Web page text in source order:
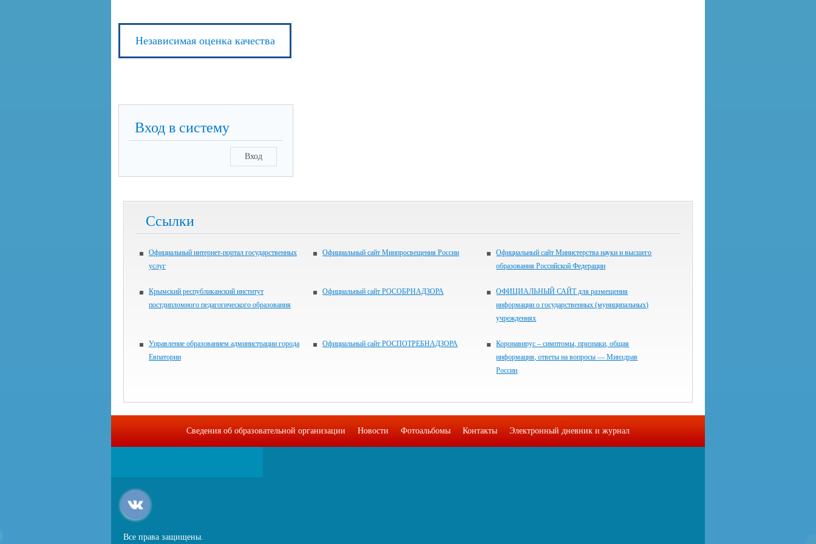
Независимая оценка качества
Вход в систему
Вход
Ссылки
Официальный интернет-портал государственных
услуг
Официальный сайт Минпросвещения России
Официальный сайт Министерства науки и высшего
образования Российской Федерации
Крымский республиканский институт
постдипломного педагогического образования
Официальный сайт РОСОБРНАДЗОРА
ОФИЦИАЛЬНЫЙ САЙТ для размещения
информации о государственных (муниципальных)
учреждениях
Управление образованием администрации города
Евпатории
Официальный сайт РОСПОТРЕБНАДЗОРА
Коронавирус – симптомы, признаки, общая
информация, ответы на вопросы — Минздрав
России
Сведения об образовательной организации Новости Фотоальбомы Контакты Электронный дневник и журнал
Все права защищены.